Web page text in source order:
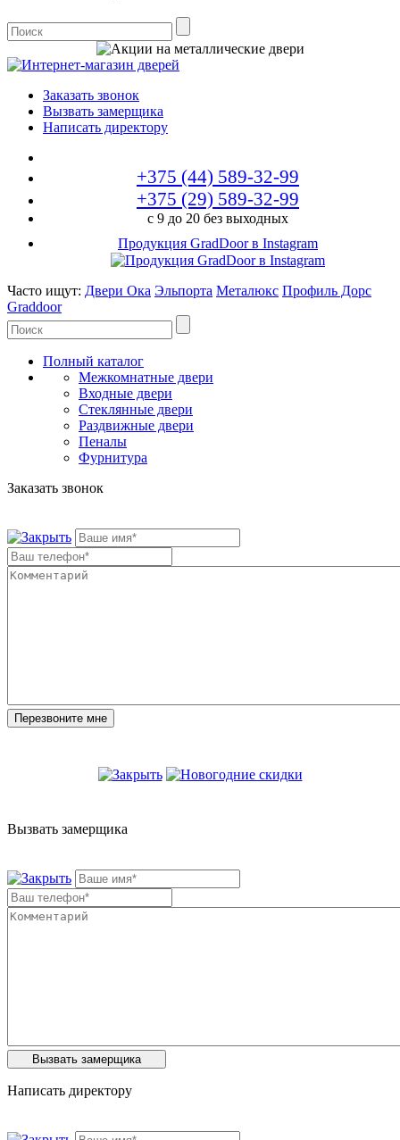
Заказать звонок
Вызвать замерщика
Написать директору
+375 (44) 589-32-99
+375 (29) 589-32-99
с 9 до 20 без выходных
Продукция GradDoor в Instagram
Часто ищут: Двери Ока Эльпорта Металюкс Профиль Дорс
Graddoor
Полный каталог
Межкомнатные двери
Входные двери
Стеклянные двери
Раздвижные двери
Пеналы
Фурнитура
Заказать звонок
Вызвать замерщика
Написать директору